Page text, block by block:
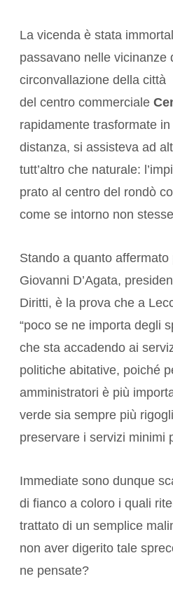
La vicenda è stata
passavano nelle vicinanze
circonvallazione della città
del centro commerciale
rapidamente trasformate
distanza, si assisteva ad
tutt’altro che naturale:
prato al centro del rondò
come se intorno non
Stando a quanto
Giovanni D’Agata,
Diritti, è la prova che a
“poco se ne importa degli
che sta accadendo ai
politiche abitative, poiché
amministratori è più
verde sia sempre più
preservare i servizi minimi
Immediate sono dunque
di fianco a coloro i quali
trattato di un semplice
non aver digerito tale
ne pensate?